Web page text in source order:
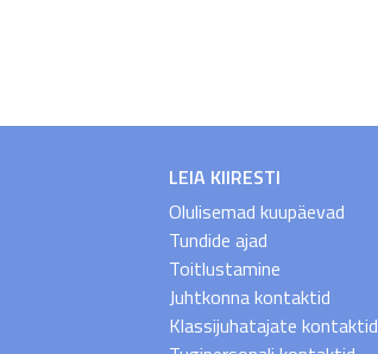
LEIA KIIRESTI
Olulisemad kuupäevad
Tundide ajad
Toitlustamine
Juhtkonna kontaktid
Klassijuhatajate kontaktid